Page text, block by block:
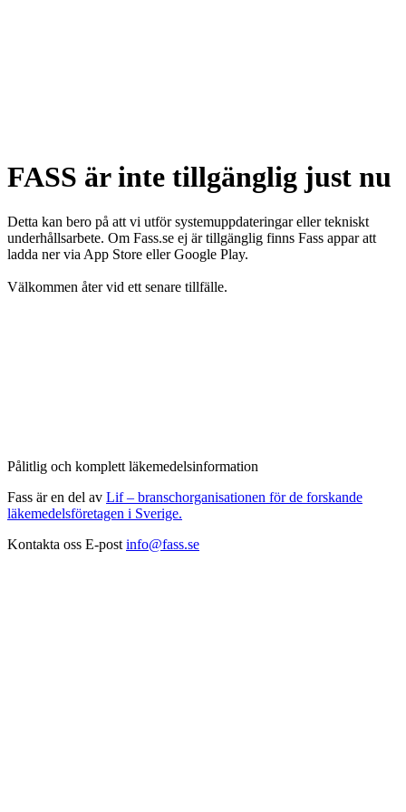
FASS är inte tillgänglig just nu
Detta kan bero på att vi utför systemuppdateringar eller tekniskt
underhållsarbete. Om Fass.se ej är tillgänglig finns Fass appar att
ladda ner via App Store eller Google Play.
Välkommen åter vid ett senare tillfälle.
Pålitlig och komplett läkemedelsinformation
Fass är en del av Lif – branschorganisationen för de forskande
läkemedelsföretagen i Sverige.
Kontakta oss E-post info@fass.se